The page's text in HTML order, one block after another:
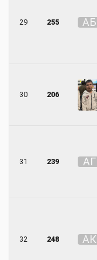
29 255 АБ
30 206
31 239 АГ
32 248 АК